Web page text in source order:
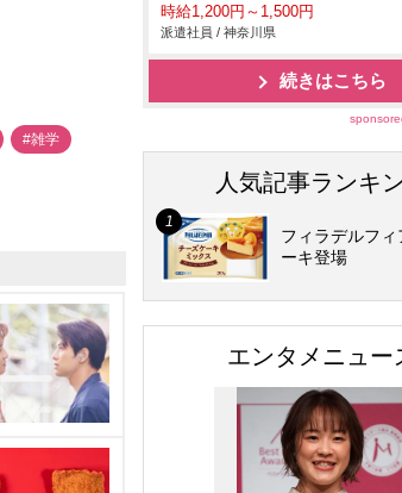
#雑学
時給1,200円～1,500円
派遣社員 / 神奈川県
続きはこちら
人気記事ランキ
フィラデルフィ
ーキ登場
エンタメニュー